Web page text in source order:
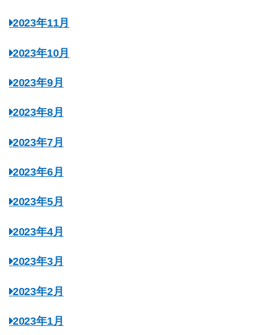
2023年11月
2023年10月
2023年9月
2023年8月
2023年7月
2023年6月
2023年5月
2023年4月
2023年3月
2023年2月
2023年1月